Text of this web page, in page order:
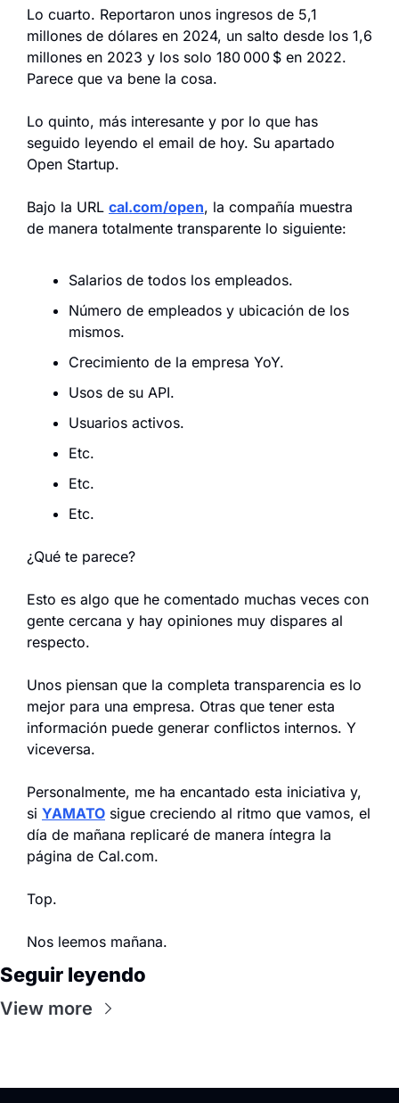
Lo cuarto. Reportaron unos ingresos de 5,1
millones de dólares en 2024, un salto desde los 1,6
millones en 2023 y los solo 180 000 $ en 2022.
Parece que va bene la cosa.
Lo quinto, más interesante y por lo que has
seguido leyendo el email de hoy. Su apartado
Open Startup.
Bajo la URL cal.com/open, la compañía muestra
de manera totalmente transparente lo siguiente:
Salarios de todos los empleados.
Número de empleados y ubicación de los
mismos.
Crecimiento de la empresa YoY.
Usos de su API.
Usuarios activos.
Etc.
Etc.
Etc.
¿Qué te parece?
Esto es algo que he comentado muchas veces con
gente cercana y hay opiniones muy dispares al
respecto.
Unos piensan que la completa transparencia es lo
mejor para una empresa. Otras que tener esta
información puede generar conflictos internos. Y
viceversa.
Personalmente, me ha encantado esta iniciativa y,
si YAMATO sigue creciendo al ritmo que vamos, el
día de mañana replicaré de manera íntegra la
página de Cal.com.
Top.
Nos leemos mañana.
Seguir leyendo
View more